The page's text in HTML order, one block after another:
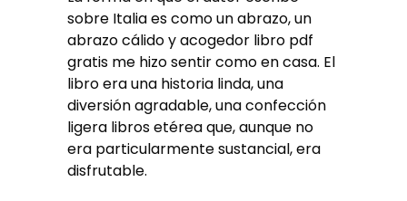
sobre Italia es como un abrazo, un
abrazo cálido y acogedor libro pdf
gratis me hizo sentir como en casa. El
libro era una historia linda, una
diversión agradable, una confección
ligera libros etérea que, aunque no
era particularmente sustancial, era
disfrutable.